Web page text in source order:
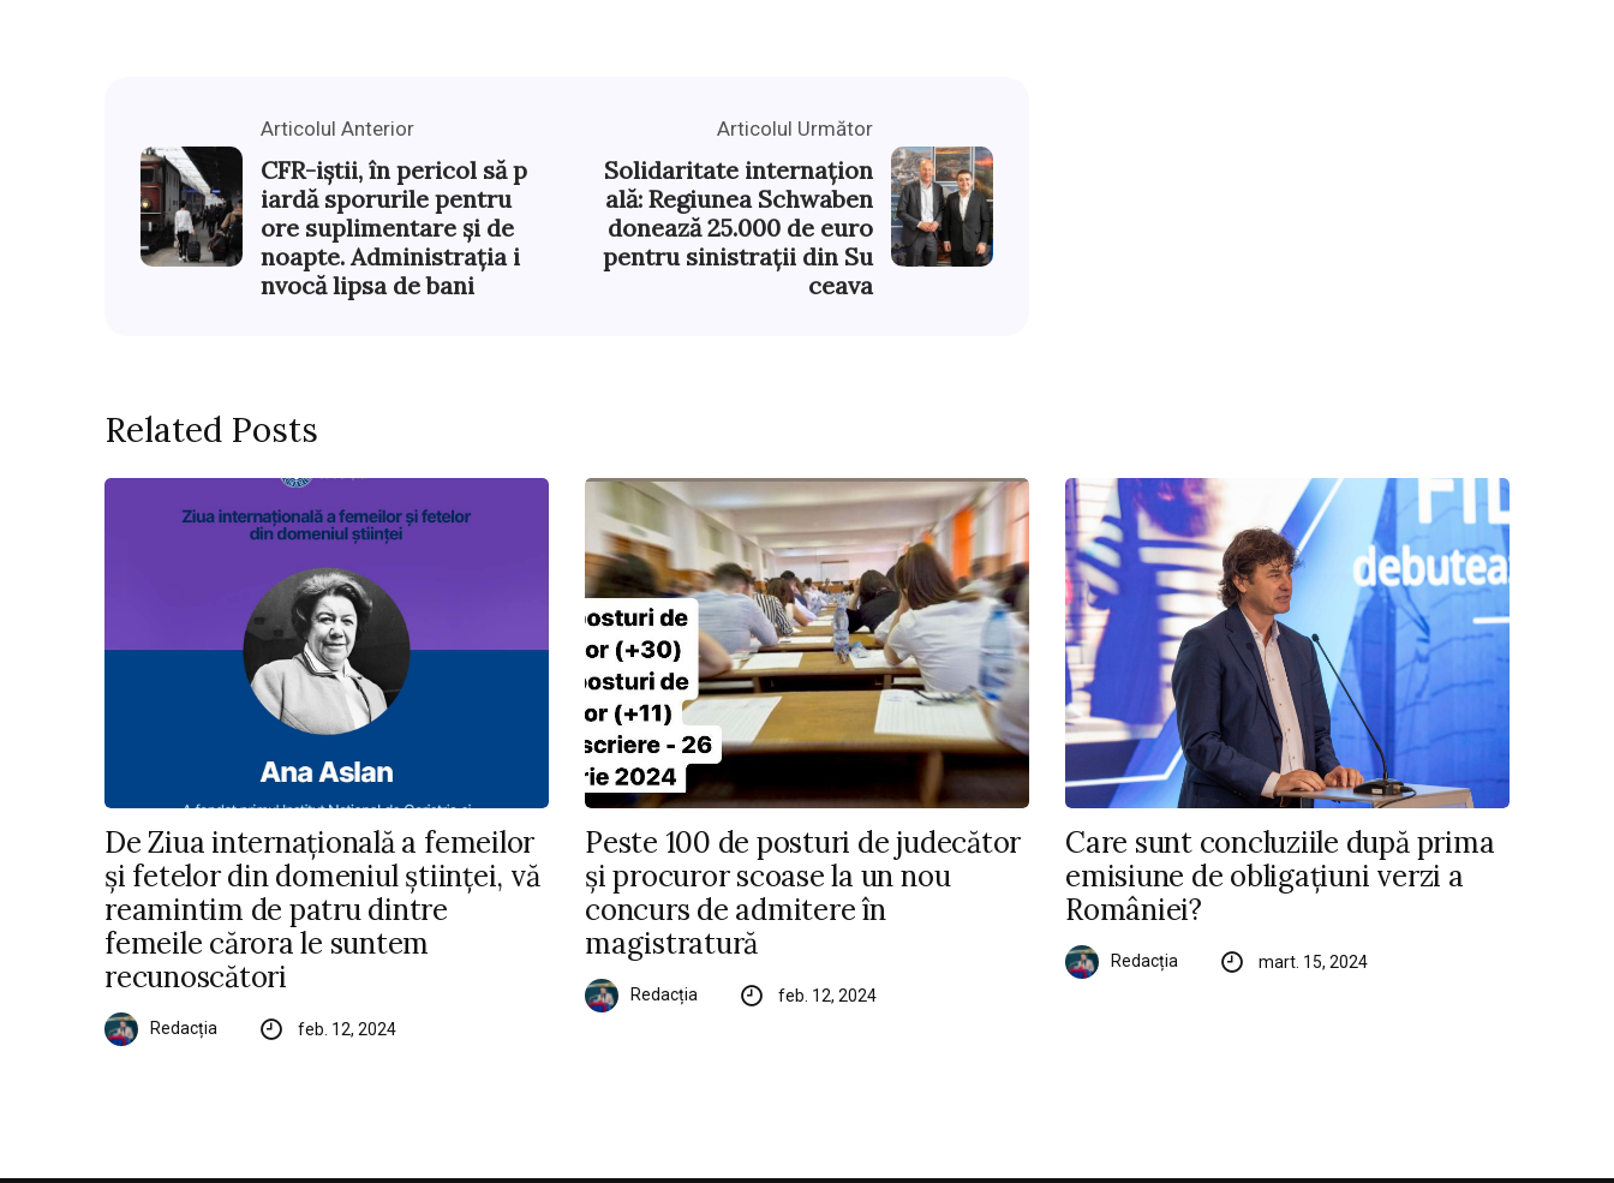
Articolul Anterior
CFR-iștii, în pericol să p
iardă sporurile pentru
ore suplimentare și de
noapte. Administrația i
nvocă lipsa de bani
Articolul Următor
Solidaritate internațion
ală: Regiunea Schwaben
donează 25.000 de euro
pentru sinistrații din Su
ceava
Related Posts
De Ziua internațională a femeilor
și fetelor din domeniul științei, vă
reamintim de patru dintre
femeile cărora le suntem
recunoscători
Redacția feb. 12, 2024
Peste 100 de posturi de judecător
și procuror scoase la un nou
concurs de admitere în
magistratură
Redacția feb. 12, 2024
Care sunt concluziile după prima
emisiune de obligațiuni verzi a
României?
Redacția mart. 15, 2024